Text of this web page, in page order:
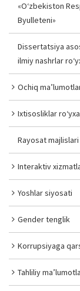
«O‘zbekiston
Byulleteni»
Dissertatsiya
ilmiy nashrlar
Ochiq
Ixtisosliklar
Rayosat majlislari
Interaktiv
Yoshlar siyosati
Gender tenglik
Korrupsiyaga
Tahliliy